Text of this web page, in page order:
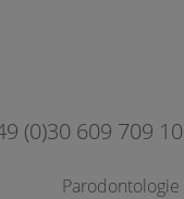
(0)30 609 709
Parodontologie